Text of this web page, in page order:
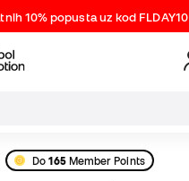
10% popusta uz kod FLDAY10
Do165Member Points